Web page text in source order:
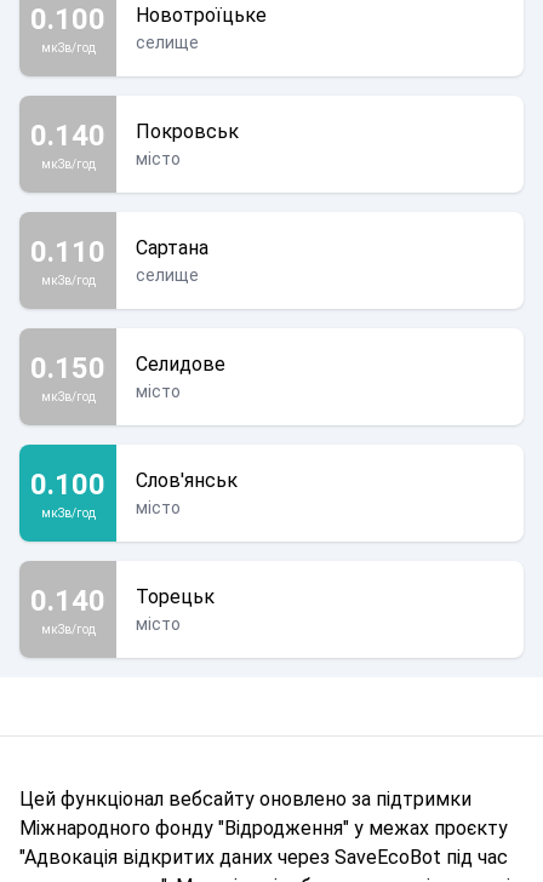
0.100
мкЗв/год
Новотроїцьке
селище
0.140
мкЗв/год
Покровськ
місто
0.110
мкЗв/год
Сартана
селище
0.150
мкЗв/год
Селидове
місто
0.100
мкЗв/год
Слов'янськ
місто
0.140
мкЗв/год
Торецьк
місто
Цей функціонал вебсайту оновлено за підтримки
Міжнародного фонду "Відродження" у межах проєкту
"Адвокація відкритих даних через SaveEcoBot під час